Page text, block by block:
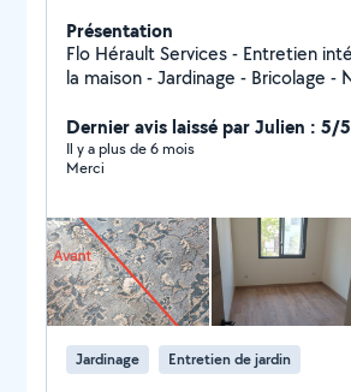
Présentation
Flo Hérault Services - Entretien intérieur et extérieur de
la maison - Jardinage - Bricolage - Nettoyage de
Dernier avis laissé par Julien : 5/5
Il y a plus de 6 mois
Merci
Jardinage Entretien de jardin